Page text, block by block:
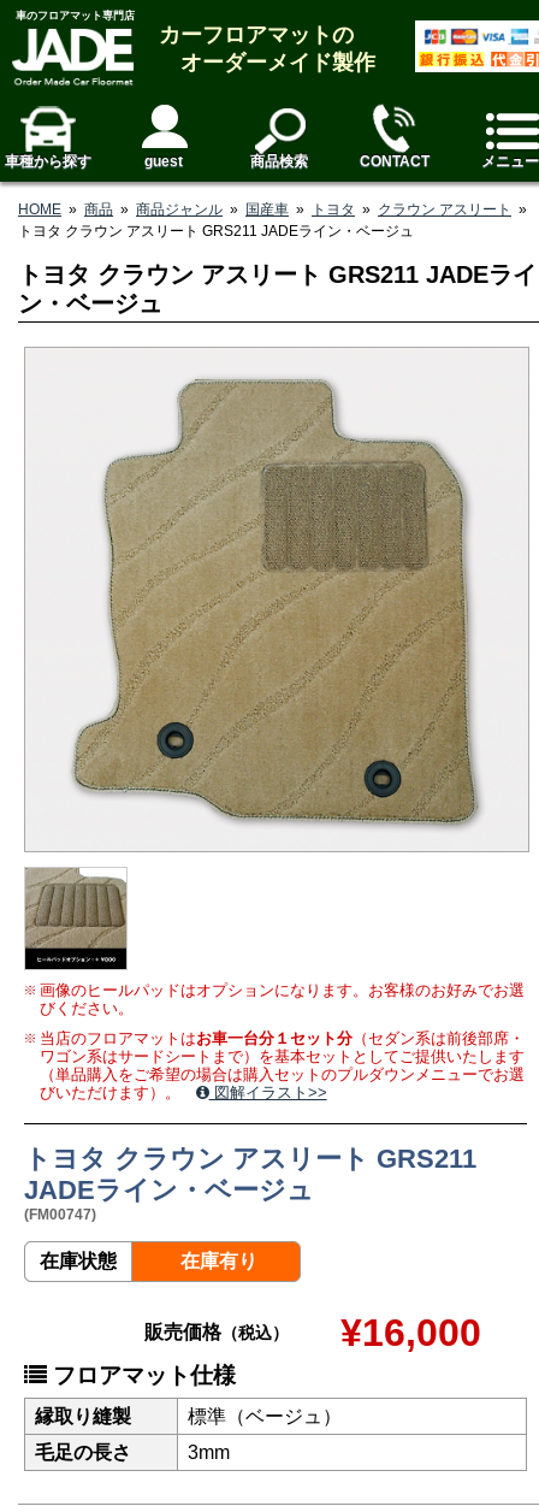
車のフロアマット専門店
カーフロアマットの
オーダーメイド製作
車種から探す guest 商品検索 CONTACT メニュー
HOME » 商品 » 商品ジャンル » 国産車 » トヨタ » クラウン アスリート
»
トヨタ クラウン アスリート GRS211 JADEライン・ベージュ
トヨタ クラウン アスリート GRS211 JADEライ
ン・ベージュ
画像のヒールパッドはオプションになります。お客様のお好みでお選
びください。
当店のフロアマットはお車一台分１セット分（セダン系は前後部席・
ワゴン系はサードシートまで）を基本セットとしてご提供いたします
（単品購入をご希望の場合は購入セットのプルダウンメニューでお選
びいただけます）。
図解イラスト>>
トヨタ クラウン アスリート GRS211
JADEライン・ベージュ
(FM00747)
在庫状態 在庫有り
販売価格（税込） ¥16,000
フロアマット仕様
縁取り縫製
標準（ベージュ）
毛足の長さ
3mm